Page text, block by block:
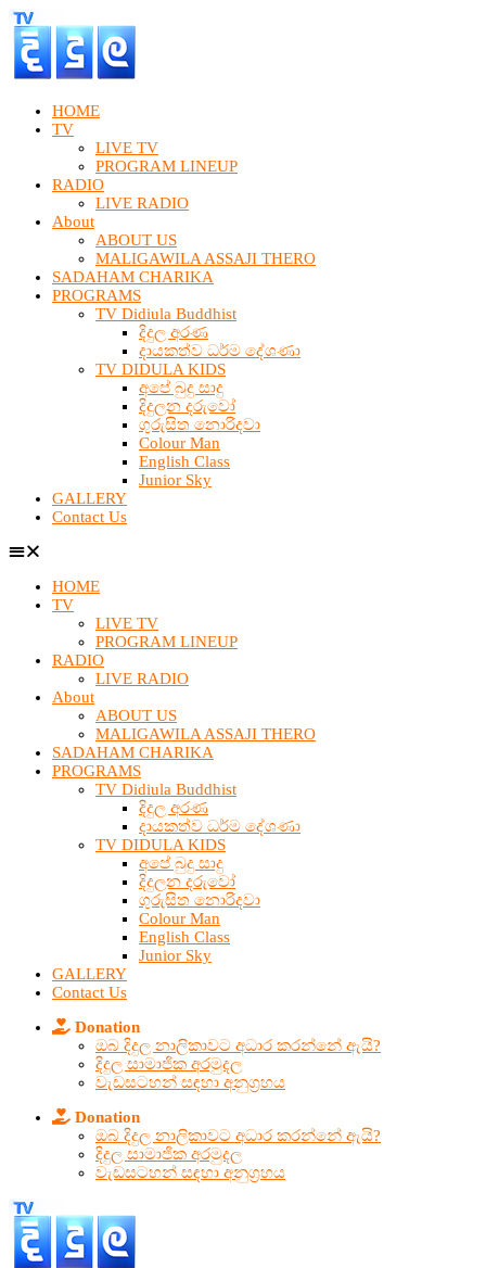
HOME
TV
LIVE TV
PROGRAM LINEUP
RADIO
LIVE RADIO
About
ABOUT US
MALIGAWILA ASSAJI THERO
SADAHAM CHARIKA
PROGRAMS
TV Didiula Buddhist
දිදුල අරණ
දායකත්ව ධර්ම දේශණා
TV DIDULA KIDS
අපේ බුදු සාදු
දිදුලන දරුවෝ
ගුරුසිත නොරිදවා
Colour Man
English Class
Junior Sky
GALLERY
Contact Us
HOME
TV
LIVE TV
PROGRAM LINEUP
RADIO
LIVE RADIO
About
ABOUT US
MALIGAWILA ASSAJI THERO
SADAHAM CHARIKA
PROGRAMS
TV Didiula Buddhist
දිදුල අරණ
දායකත්ව ධර්ම දේශණා
TV DIDULA KIDS
අපේ බුදු සාදු
දිදුලන දරුවෝ
ගුරුසිත නොරිදවා
Colour Man
English Class
Junior Sky
GALLERY
Contact Us
Donation
ඔබ දිදුල නාලිකාවට අධාර කරන්නේ ඇයි?
දිදුල සාමාජික අරමුදල
වැඩසටහන් සඳහා අනුග්‍රහය
Donation
ඔබ දිදුල නාලිකාවට අධාර කරන්නේ ඇයි?
දිදුල සාමාජික අරමුදල
වැඩසටහන් සඳහා අනුග්‍රහය